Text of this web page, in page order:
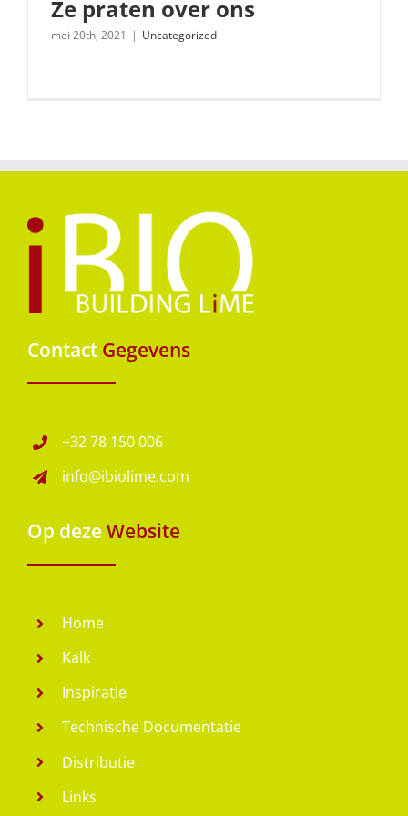
Ze praten over ons
mei 20th, 2021 | Uncategorized
Contact Gegevens
+32 78 150 006
info@ibiolime.com
Op dezeWebsite
Home
Kalk
Inspiratie
Technische Documentatie
Distributie
Links